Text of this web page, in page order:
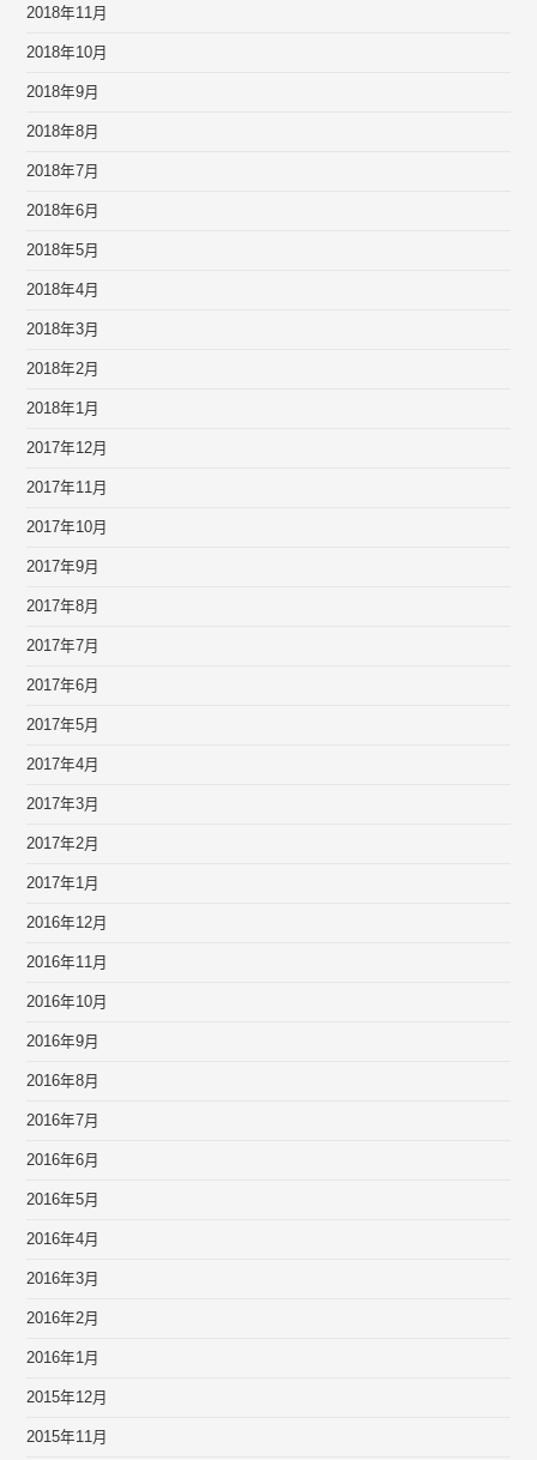
2018年11月
2018年10月
2018年9月
2018年8月
2018年7月
2018年6月
2018年5月
2018年4月
2018年3月
2018年2月
2018年1月
2017年12月
2017年11月
2017年10月
2017年9月
2017年8月
2017年7月
2017年6月
2017年5月
2017年4月
2017年3月
2017年2月
2017年1月
2016年12月
2016年11月
2016年10月
2016年9月
2016年8月
2016年7月
2016年6月
2016年5月
2016年4月
2016年3月
2016年2月
2016年1月
2015年12月
2015年11月